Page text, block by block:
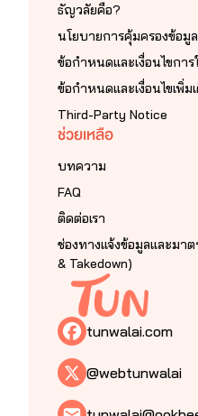
ธัญวลัยคือ?
นโยบายการคุ้มครองข้อมู
ข้อกำหนดและเงื่อนไขกา
ข้อกำหนดและเงื่อนไขเพิ่
Third-Party Notice
ช่วยเหลือ
บทความ
FAQ
ติดต่อเรา
ช่องทางแจ้งข้อมูลและมา
& Takedown)
tunwalai.com
@webtunwalai